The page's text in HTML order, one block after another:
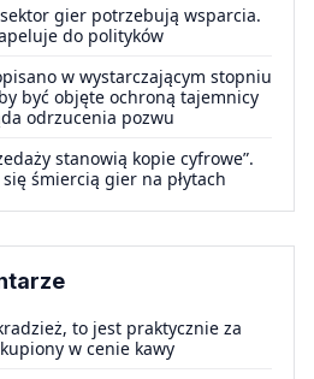
gier potrzebują wsparcia.
do polityków
w wystarczającym stopniu
być objęte ochroną tajemnicy
odrzucenia pozwu
stanowią kopie cyfrowe”.
śmiercią gier na płytach
to jest praktycznie za
w cenie kawy